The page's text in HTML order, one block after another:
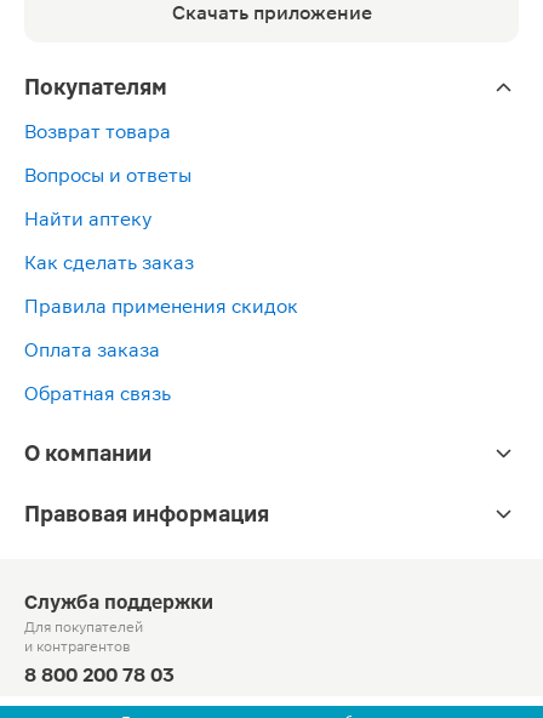
Скачать приложение
Покупателям
Возврат товара
Вопросы и ответы
Найти аптеку
Как сделать заказ
Правила применения скидок
Оплата заказа
Обратная связь
О компании
Правовая информация
Служба поддержки
Для покупателей
и контрагентов
8 800 200 78 03
Круглосуточно, звонок по России бесплатный